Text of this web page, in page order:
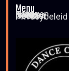
Menu
Home
Tarieven
Foto’s
Nieuws
Contact
Rooster
Privacybeleid